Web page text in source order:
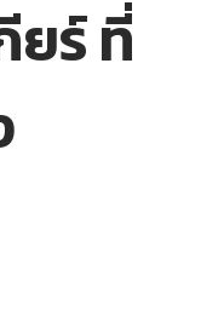
ยร์ ที่